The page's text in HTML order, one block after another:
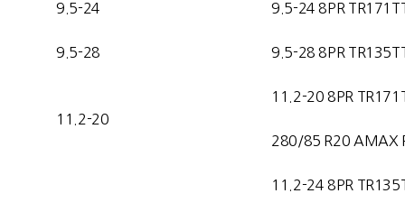
9.5-24 9.5-24 8PR
9.5-28 9.5-28 8PR
11.2-20
11.2-20 8PR
280/85 R20 AMAX
11.2-24 8PR